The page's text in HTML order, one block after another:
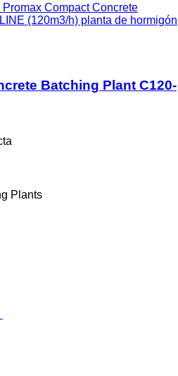
Promax Compact Concrete
(120m3/h) planta de hormigón
Batching Plant C120-
Plants